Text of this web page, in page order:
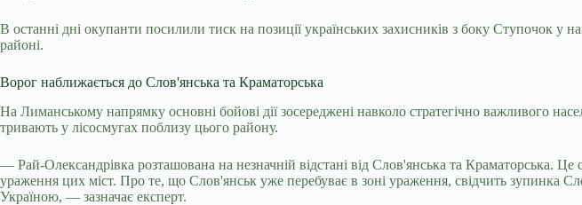
В останні дні окупанти посилили тиск на позиції українських захисників з боку Ступочок
районі.
Ворог наближається до Слов'янська та Краматорська
На Лиманському напрямку основні бойові дії зосереджені навколо стратегічно важливого
тривають у лісосмугах поблизу цього району.
— Рай-Олександрівка розташована на незначній відстані від Слов'янська та Краматорська.
ураження цих міст. Про те, що Слов'янськ уже перебуває в зоні ураження, свідчить зупинка
Україною, — зазначає експерт.